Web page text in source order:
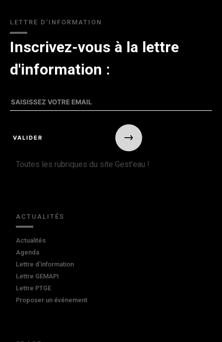
LETTRE D'INFORMATION
Inscrivez-vous à la lettre
d'information :
Toutes les rubriques du site Gest'eau !
ACTUALITÉS
Actualités
Agenda
Lettre d'information
Lettre GEMAPI
Lettre PTGE
Proposer un événement